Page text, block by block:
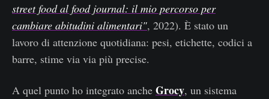
street food al food journal: il mio percorso per
cambiare abitudini alimentari", 2022). È stato un
lavoro di attenzione quotidiana: pesi, etichette, codici a
barre, stime via via più precise.
A quel punto ho integrato anche Grocy, un sistema